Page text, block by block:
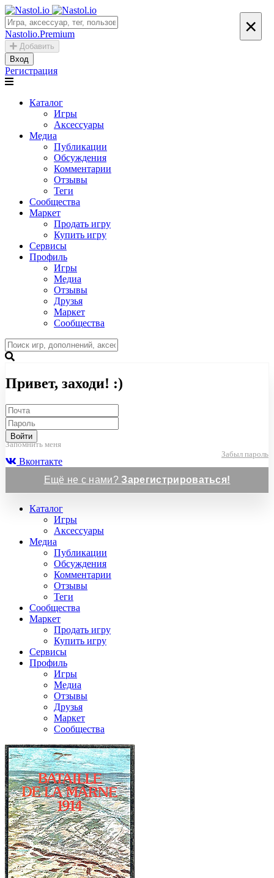
Nastolio.Premium
Добавить
Вход
Регистрация
Каталог
Игры
Аксессуары
Медиа
Публикации
Обсуждения
Комментарии
Отзывы
Теги
Сообщества
Маркет
Продать игру
Купить игру
Сервисы
Профиль
Игры
Медиа
Отзывы
Друзья
Маркет
Сообщества
×
Привет, заходи! :)
Войти
Запомнить меня
Забыл пароль
Вконтакте
Ещё не с нами?Зарегистрироваться!
Каталог
Игры
Аксессуары
Медиа
Публикации
Обсуждения
Комментарии
Отзывы
Теги
Сообщества
Маркет
Продать игру
Купить игру
Сервисы
Профиль
Игры
Медиа
Отзывы
Друзья
Маркет
Сообщества